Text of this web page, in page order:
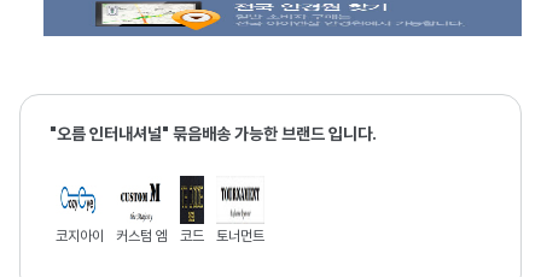
"오름 인터내셔널" 묶음배송 가능한 브랜드 입니다.
코지아이 커스텀 엠 코드 토너먼트